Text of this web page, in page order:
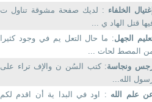
إغتيال الخلفاء : لديك صفحة مشوقة تناول ت
قتل الهاد ي ...
الجهل: ما حال التعل يم في وجود كثيرا
المصط لحات ...
ونجاسة: كتب السُن ن والإف تراء على
الله...
علم الله : اود في البدا ية أن اقدم لكم